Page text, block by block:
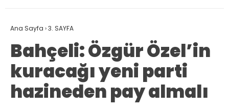
Ana Sayfa ›3. SAYFA
Bahçeli: Özgür Özel’in
kuracağı yeni parti
hazineden pay almalı